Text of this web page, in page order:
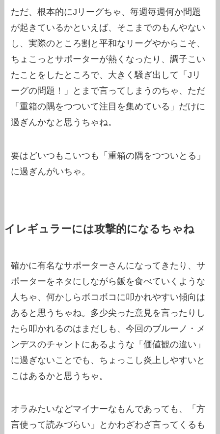
ただ、根本的にJリーグちゃ、毎週毎週何か問題
が起きているかといえば、そこまでのもんやない
し、実際のところ割と平和なリーグやからこそ、
ちょこっとサポーターが熱くなったり、調子こい
たことをしたところで、大きく騒ぎ出して「Jリ
ーグの問題！」とまで言ってしまうのちゃ、ただ
「重箱の隅をつついて注目を集めている」だけに
過ぎんかなと思うちゃね。
要はどいつもこいつも「重箱の隅をつついとる」
に過ぎんがいちゃ。
イレギュラーには攻撃的になるちゃね
確かに有名なサポーターさんになってきたり、サ
ポーターをネタにしながら飯を食べていくような
人ちゃ、何かしらボコボコに叩かれやすい傾向は
あると思うちゃね。多少尖った意見を言ったりし
たら叩かれるのはまだしも、今回のブルーノ・メ
ンデスのチャントにあるような「価値観の違い」
に過ぎないことでも、ちょっこし炎上しやすいと
こはあるかと思うちゃ。
オラみたいなどマイナーなもんであっても、「方
言使って読みづらい」とかわざわざ言ってくるも